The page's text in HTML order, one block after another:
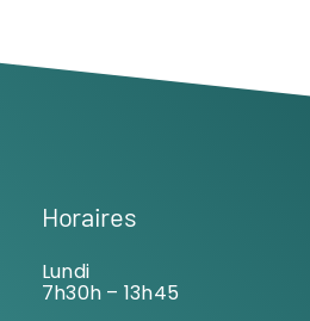
Horaires
Lundi
7h30h – 13h45